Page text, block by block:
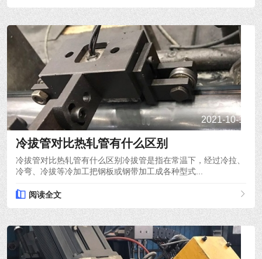
2021-10-15
冷拔管对比热轧管有什么区别
冷拔管对比热轧管有什么区别冷拔管是指在常温下，经过冷拉、
冷弯、冷拔等冷加工把钢板或钢带加工成各种型式...
阅读全文